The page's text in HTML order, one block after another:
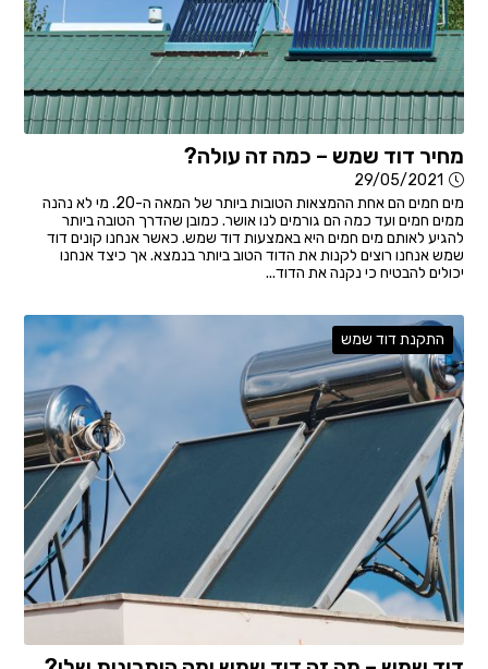
מחיר דוד שמש – כמה זה עולה?
29/05/2021
מים חמים הם אחת ההמצאות הטובות ביותר של המאה ה-20. מי לא נהנה
ממים חמים ועד כמה הם גורמים לנו אושר. כמובן שהדרך הטובה ביותר
להגיע לאותם מים חמים היא באמצעות דוד שמש. כאשר אנחנו קונים דוד
שמש אנחנו רוצים לקנות את הדוד הטוב ביותר בנמצא. אך כיצד אנחנו
יכולים להבטיח כי נקנה את הדוד...
התקנת דוד שמש